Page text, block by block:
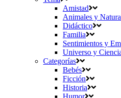
Amistad
Animales y
Didáctico
Familia
Sentimientos y
Universo y
Categorías
Bebés
Ficción
Historia
Humor